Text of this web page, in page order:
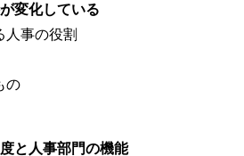
変化している
事の役割
の
と人事部門の機能